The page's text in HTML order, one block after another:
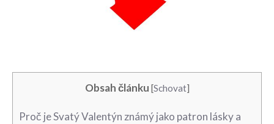
Obsah článku [Schovat]
Proč je Svatý Valentýn ‌známý⁣ jako patron⁢ lásky a​